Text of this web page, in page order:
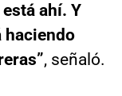
ahí. Y
haciendo
, señaló.